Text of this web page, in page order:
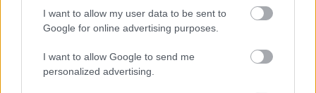
I want to allow my user data to be sent to
Google for online advertising purposes.
I want to allow Google to send me
personalized advertising.